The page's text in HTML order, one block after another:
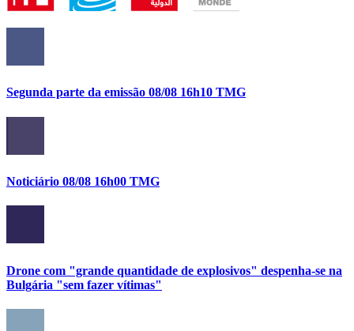
Segunda parte da emissão 08/08 16h10 TMG
Noticiário 08/08 16h00 TMG
Drone com "grande quantidade de explosivos" despenha-se na
Bulgária "sem fazer vítimas"